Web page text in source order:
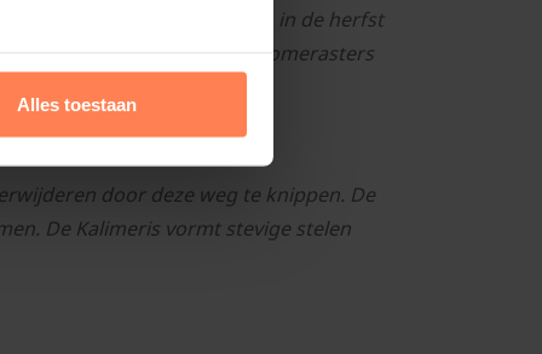
Alles toestaan
De planten sterven in de herfst
de grond. Zet Asters en Zomerasters
door deze weg te knippen. De
De Kalimeris vormt stevige stelen